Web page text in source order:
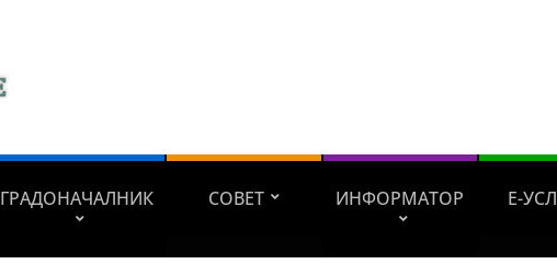
ГРАДОНАЧАЛНИК СОВЕТ ИНФОРМАТОР Е-